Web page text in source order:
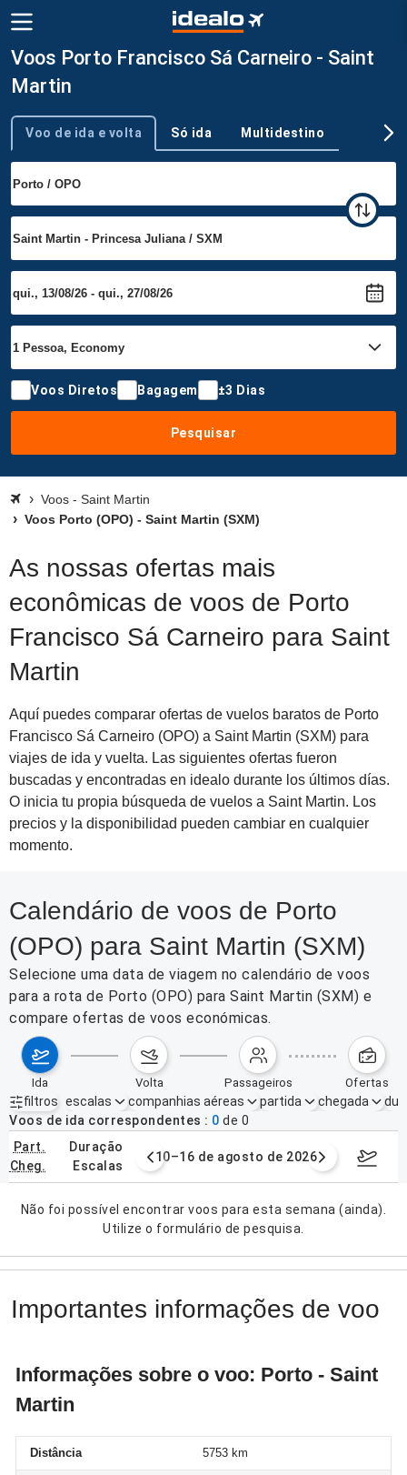
Voos Porto Francisco Sá Carneiro - Saint
Martin
Tipo de viagem
Voo de ida e volta Só ida Multidestino
Voos Diretos Bagagem ±3 Dias
Pesquisar
Voos - Saint Martin
Voos Porto (OPO) - Saint Martin (SXM)
As nossas ofertas mais
econômicas de voos de Porto
Francisco Sá Carneiro para Saint
Martin
Aquí puedes comparar ofertas de vuelos baratos de Porto
Francisco Sá Carneiro (OPO) a Saint Martin (SXM) para
viajes de ida y vuelta. Las siguientes ofertas fueron
buscadas y encontradas en idealo durante los últimos días.
O inicia tu propia búsqueda de vuelos a Saint Martin. Los
precios y la disponibilidad pueden cambiar en cualquier
momento.
Calendário de voos de Porto
(OPO) para Saint Martin (SXM)
Selecione uma data de viagem no calendário de voos
para a rota de Porto (OPO) para Saint Martin (SXM) e
compare ofertas de voos económicas.
ida volta passageiros ofertas
filtros
Filtros ativos nenhum
escalas companhias aéreas partida chegada
Voos de ida correspondentes
0 de 0
part.
cheg.
duração
escalas
agosto de 2026 10–16 de agosto de 2026 17–23
Não foi possível encontrar voos para esta semana (ainda).
Utilize o formulário de pesquisa.
Importantes informações de voo
Informações sobre o voo: Porto - Saint
Martin
Distância 5753 km